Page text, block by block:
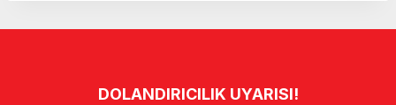
DOLANDIRICILIK UYARISI!